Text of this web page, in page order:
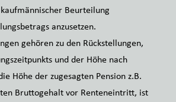
Beurteilung
anzusetzen.
gehören zu den Rückstellungen,
und der Höhe nach
Höhe der zugesagten Pension z.B.
Bruttogehalt vor Renteneintritt, ist